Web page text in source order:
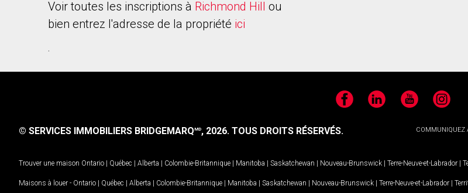
Voir toutes les inscriptions à Richmond Hill ou
bien entrez l'adresse de la propriété ici
.
FacebookLinkedIn YouTubeInstagram
COMMUNIQUEZ
© SERVICES IMMOBILIERS BRIDGEMARQMD, 2026. TOUS DROITS RÉSERVÉS.
Trouver une maison Ontario | Québec | Alberta | Colombie-Britannique | Manitoba | Saskatchewan | Nouveau-Brunswick | Terre-Neuve-et-Labrador |
Maisons à louer - Ontario | Québec | Alberta | Colombie-Britannique | Manitoba | Saskatchewan | Nouveau-Brunswick | Terre-Neuve-et-Labrador |